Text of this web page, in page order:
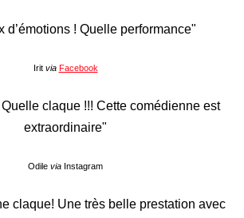
d’émotions ! Quelle performance"
Irit via Facebook
claque !!! Cette comédienne est
extraordinaire"
Odile via Instagram
claque! Une très belle prestation avec